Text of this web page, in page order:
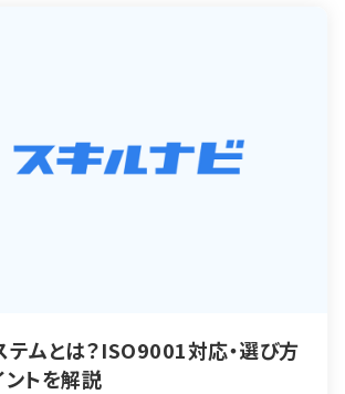
ムとは？ISO9001対応・選び方
トを解説